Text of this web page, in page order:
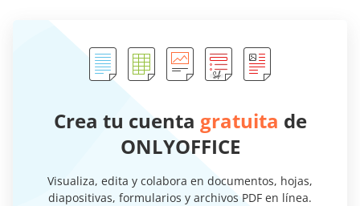
Crea tu cuenta gratuita de
ONLYOFFICE
Visualiza, edita y colabora en documentos, hojas,
diapositivas, formularios y archivos PDF en línea.